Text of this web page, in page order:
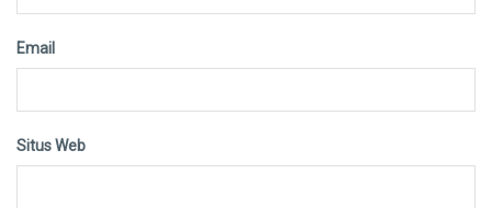
Email
Situs Web